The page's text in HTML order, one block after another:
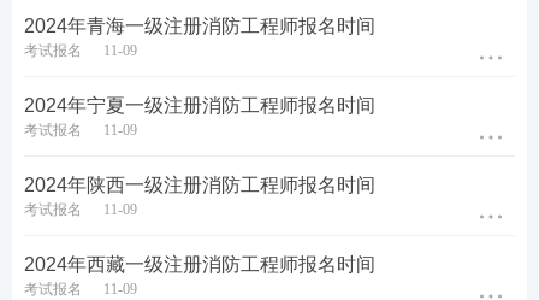
2024年青海一级注册消防工程师报名时间
考试报名 11-09
2024年宁夏一级注册消防工程师报名时间
考试报名 11-09
2024年陕西一级注册消防工程师报名时间
考试报名 11-09
2024年西藏一级注册消防工程师报名时间
考试报名 11-09